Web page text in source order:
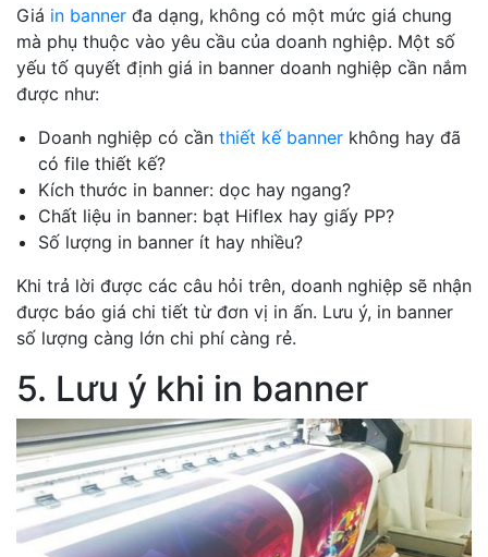
Giá in banner đa dạng, không có một mức giá chung
mà phụ thuộc vào yêu cầu của doanh nghiệp. Một số
yếu tố quyết định giá in banner doanh nghiệp cần nắm
được như:
Doanh nghiệp có cần thiết kế banner không hay đã
có file thiết kế?
Kích thước in banner: dọc hay ngang?
Chất liệu in banner: bạt Hiflex hay giấy PP?
Số lượng in banner ít hay nhiều?
Khi trả lời được các câu hỏi trên, doanh nghiệp sẽ nhận
được báo giá chi tiết từ đơn vị in ấn. Lưu ý, in banner
số lượng càng lớn chi phí càng rẻ.
5. Lưu ý khi in banner